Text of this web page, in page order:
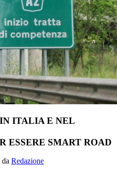
ITALIA E NEL
ESSERE SMART ROAD
da Redazione